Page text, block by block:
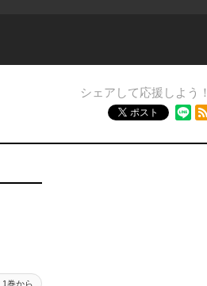
シェアして応援しよう！
ポスト
1巻から